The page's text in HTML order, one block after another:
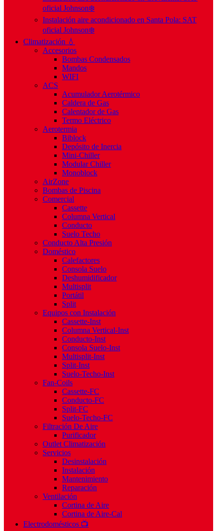
oficial Johnson❄️
Instalación aire acondicionado en Santa Pola: SAT
oficial Johnson❄️
Climatización 💧
Accesorios
Bombas Condensados
Mandos
WIFI
ACS
Acumulador Aerotérmico
Caldera de Gas
Calentador de Gas
Termo Eléctrico
Aerotermia
Biblock
Depósito de Inercia
Mini-Chiller
Modular Chiller
Monoblock
AirZone
Bombas de Piscina
Comercial
Cassette
Columna Vertical
Conducto
Suelo Techo
Conducto Alta Presión
Doméstico
Calefactores
Consola Suelo
Deshumidificador
Multisplit
Portátil
Split
Equipos con Instalación
Cassette-Inst
Columna Vertical-Inst
Conducto-Inst
Consola Suelo-Inst
Multisplit-Inst
Split-Inst
Suelo-Techo-Inst
Fan-Coils
Cassette-FC
Conducto-FC
Split-FC
Suelo-Techo-FC
Filtración De Aire
Purificador
Outlet Climatización
Servicios
Desinstalación
Instalación
Mantenimiento
Reparación
Ventilación
Cortina de Aire
Cortina de Aire-Cal
Electrodomésticos 📺